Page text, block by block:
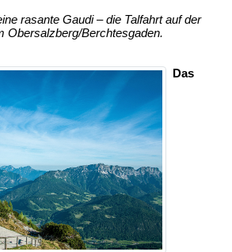
rasante Gaudi – die Talfahrt auf der
Obersalzberg/Berchtesgaden.
Das